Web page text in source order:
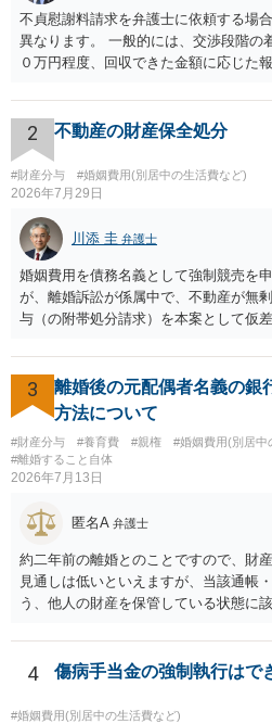
不貞慰謝料請求を弁護士に依頼する場
異なります。 一般的には、交渉段階の
０万円程度、回収できた金額に応じた
には、追加着手金や日当、実費が発生
も、証拠が十分にあるか、相手方の住
額、離婚の有無、交渉で終わるか訴訟
変わり得ます。依頼前に、交渉だけの
できなかった場合の費用を確認してお
では、不貞慰謝料案件の経験が相応に
通しを過度に楽観的に言い過ぎないか
か、連絡方法（メール、電話、弁護士
ど）や対応スピードが合うかを確認す
しましても、弁護士への相談・依頼に
手方の関係、相手方の氏名・住所等、
2 不動産の財産保全処分
#財産分与 #婚姻費用(別居中の生活費など)
2026年7月29日
川添 圭 弁護士
婚姻費用を債務名義として強制競売を
が、離婚訴訟が係属中で、不動産が無
与（の附帯処分請求）を本案として仮
えられます。弁護士へ依頼しているの
談してください。
3
離婚後の元配偶者名義の銀
方法について
#財産分与 #養育費 #親権 #婚姻費用(別居中
#離婚すること自体
2026年7月13日
匿名A 弁護士
約二年前の離婚とのことですので、財
見通しは低いといえますが、当該通帳
う、他人の財産を保管している状態に
えにくくとも、表だってのお答えとし
とはできないというお答えになってし
4 傷病手当金の強制執行はで
#婚姻費用(別居中の生活費など)